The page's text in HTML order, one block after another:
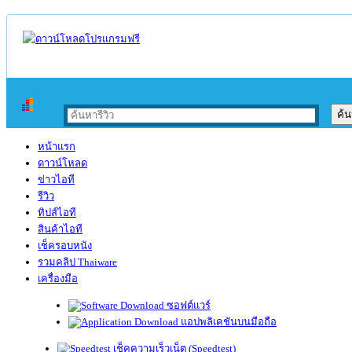
หน้าแรก
ดาวน์โหลด
ข่าวไอที
รีวิว
ทิปส์ไอที
สินค้าไอที
เช็ครอบหนัง
รวมคลิป Thaiware
เครื่องมือ
ซอฟต์แวร์
แอปพลิเคชันบนมือถือ
เช็คความเร็วเน็ต (Speedtest)